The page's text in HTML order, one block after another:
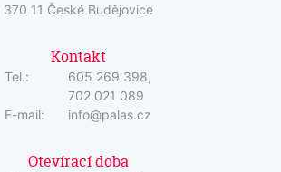
370 11 České Budějovice
Kontakt
Tel.:
605 269 398,
702 021 089
E-mail:
info@palas.cz
Otevírací doba